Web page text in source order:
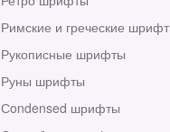
Римские и греческие
Рукописные шрифты
Руны шрифты
Сondensed шрифты